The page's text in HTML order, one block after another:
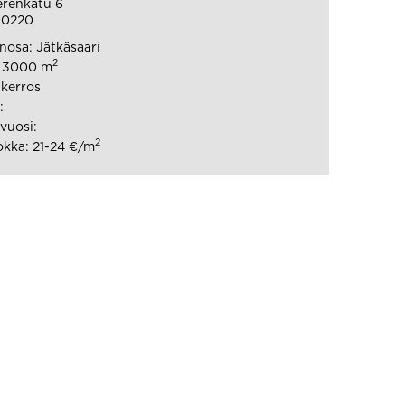
6
Jätkäsaari
3000 m2
21-24 €/m2